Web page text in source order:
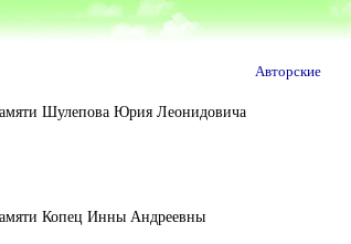
Авторские
Шулепова Юрия Леонидовича
Копец Инны Андреевны